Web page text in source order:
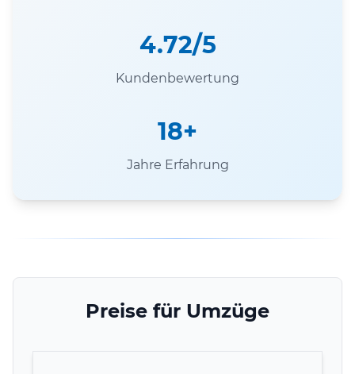
4.72/5
Kundenbewertung
18+
Jahre Erfahrung
Preise für Umzüge